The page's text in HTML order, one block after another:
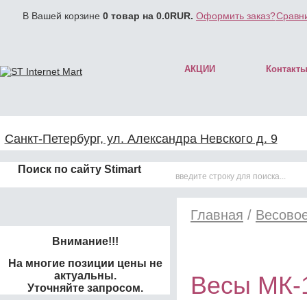
В Вашей корзине 0 товар на 0.0RUR. Оформить заказ?
АКЦИИ Контакты
Санкт-Петербург, ул. Александра Невского д. 9
Поиск по сайту Stimart
Внимание!!!
На многие позиции цены не
актуальны.
Уточняйте запросом.
Главная /
Весы МК-